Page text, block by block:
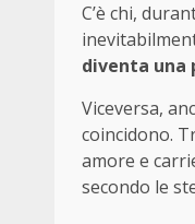
C’è chi,
diventa una
Viceversa,
coincidono.
amore e
secondo le